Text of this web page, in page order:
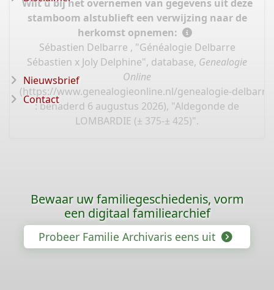
Wilt u bij het overnemen van gegevens uit deze
stamboom alstublieft een verwijzing naar de
herkomst opnemen:
Sébastien Delbarre , "Généalogie Delbarre
Sébastien x Joly Delphine", database, Genealogie
Online
(https://www.genealogieonline.nl/genealogie-
: benaderd 6 augustus 2026), "Aldegonde de
LOMBARDIE (± 375-± 425)".
Nieuwsbrief
Contact
Bewaar uw familiegeschiedenis, vorm
een digitaal familiearchief
Probeer Familie Archivaris eens uit